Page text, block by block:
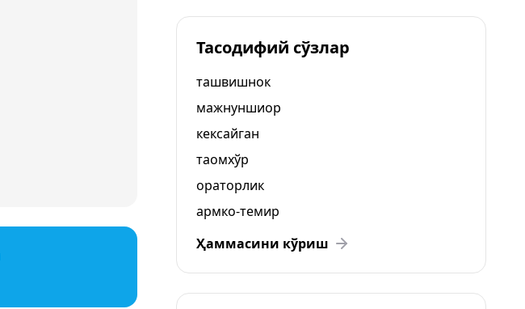
Тасодифий сўзлар
ташвишнок
мажнуншиор
кексайган
таомхўр
ораторлик
армко-темир
Ҳаммасини кўриш